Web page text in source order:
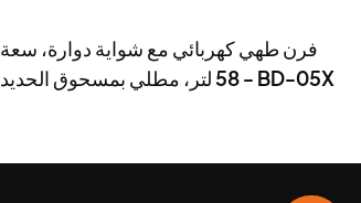
فرن طهي كهربائي مع شواية دوارة، سعة
58 لتر، مطلي بمسحوق الحديد - BD-05X